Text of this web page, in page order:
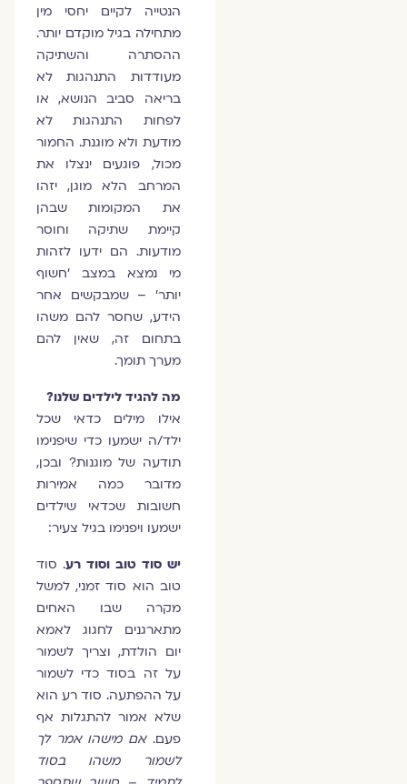
הנטייה לקיים יחסי מין
מתחילה בגיל מוקדם יותר.
ההסתרה והשתיקה
מעודדות התנהגות לא
בריאה סביב הנושא, או
לפחות התנהגות לא
מודעת ולא מוגנת. החמור
מכול, פוגעים ינצלו את
המרחב הלא מוגן, יזהו
את המקומות שבהן
קיימת שתיקה וחוסר
מודעות. הם ידעו לזהות
מי נמצא במצב 'חשוף
יותר' – שמבקשים אחר
הידע, שחסר להם משהו
בתחום זה, שאין להם
מערך תומך.
מה להגיד לילדים שלנו?
אילו מילים כדאי שכל
ילד/ה ישמעו כדי שיפנימו
תודעה של מוגנות? ובכן,
מדובר כמה אמירות
חשובות שכדאי שילדים
ישמעו ויפנימו בגיל צעיר:
יש סוד טוב וסוד רע. סוד
טוב הוא סוד זמני, למשל
מקרה שבו האחים
מתארגנים לחגוג לאמא
יום הולדת, וצריך לשמור
על זה בסוד כדי לשמור
על ההפתעה. סוד רע הוא
שלא אמור להתגלות אף
פעם.אם מישהו אמר לך
לשמור משהו בסוד